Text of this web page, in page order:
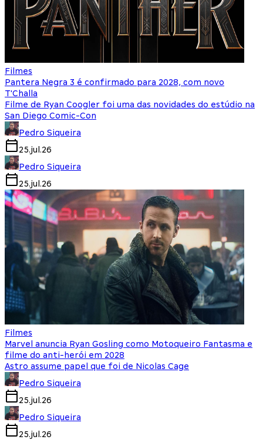
Filmes
Pantera Negra 3 é confirmado para 2028, com novo
T'Challa
Filme de Ryan Coogler foi uma das novidades do estúdio na
San Diego Comic-Con
Pedro Siqueira
25.jul.26
Pedro Siqueira
25.jul.26
Filmes
Marvel anuncia Ryan Gosling como Motoqueiro Fantasma e
filme do anti-herói em 2028
Astro assume papel que foi de Nicolas Cage
Pedro Siqueira
25.jul.26
Pedro Siqueira
25.jul.26